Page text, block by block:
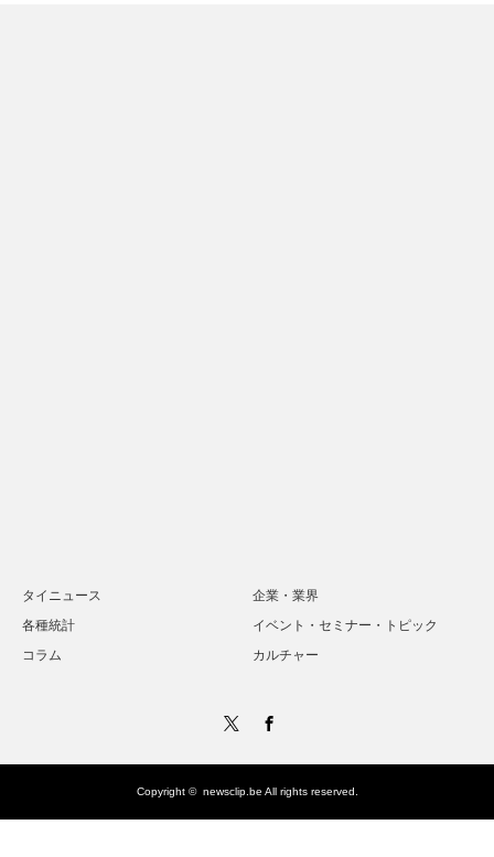
タイニュース
企業・業界
各種統計
イベント・セミナー・トピック
コラム
カルチャー
Copyright © newsclip.be All rights reserved.